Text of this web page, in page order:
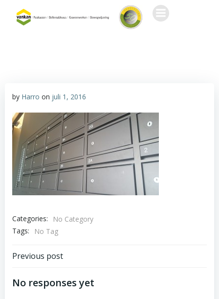
naar
by Harro on juli 1, 2016
Categories:
No Category
Tags:
No Tag
Bericht
navigatie
Previous post
No responses yet